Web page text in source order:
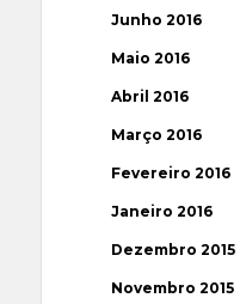
Junho 2016
Maio 2016
Abril 2016
Março 2016
Fevereiro 2016
Janeiro 2016
Dezembro 2015
Novembro 2015